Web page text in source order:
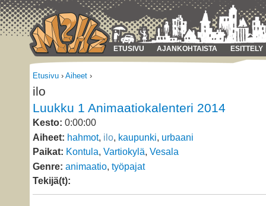
ETUSIVU AJANKOHTAISTA ESITTELY
Etusivu › Aiheet ›
ilo
Luukku 1 Animaatiokalenteri 2014
Kesto: 0:00:00
Aiheet: hahmot, ilo, kaupunki, urbaani
Paikat: Kontula, Vartiokylä, Vesala
Genre: animaatio, työpajat
Tekijä(t):